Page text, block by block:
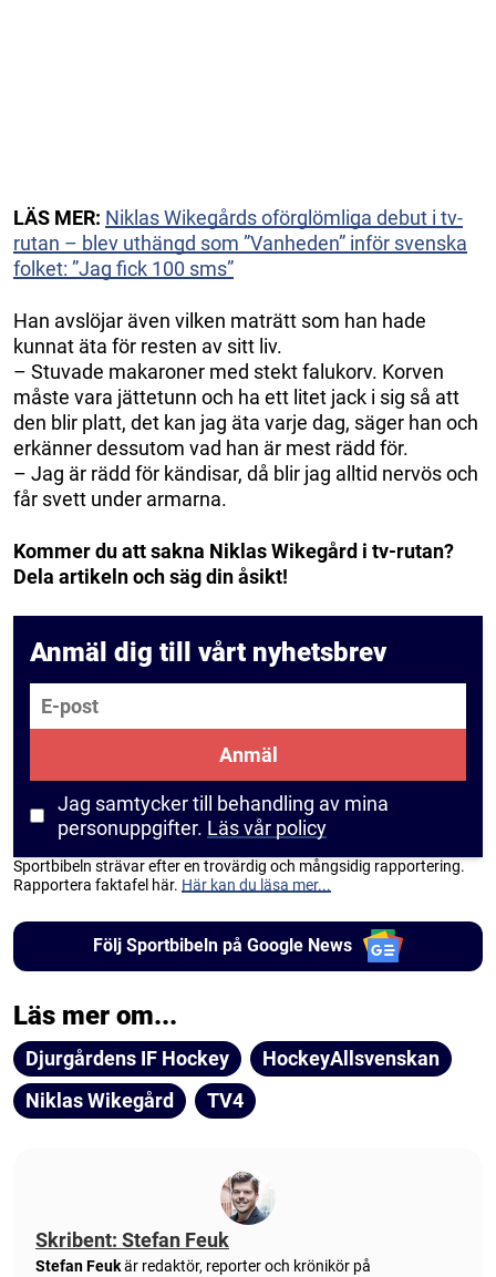
LÄS MER: Niklas Wikegårds oförglömliga debut i tv-
rutan – blev uthängd som ”Vanheden” inför svenska
folket: ”Jag fick 100 sms”
Han avslöjar även vilken maträtt som han hade
kunnat äta för resten av sitt liv.
– Stuvade makaroner med stekt falukorv. Korven
måste vara jättetunn och ha ett litet jack i sig så att
den blir platt, det kan jag äta varje dag, säger han och
erkänner dessutom vad han är mest rädd för.
– Jag är rädd för kändisar, då blir jag alltid nervös och
får svett under armarna.
Kommer du att sakna Niklas Wikegård i tv-rutan?
Dela artikeln och säg din åsikt!
Anmäl dig till vårt nyhetsbrev
E-post
Anmäl
Jag samtycker till behandling av mina
personuppgifter. Läs vår policy
Sportbibeln strävar efter en trovärdig och mångsidig rapportering.
Rapportera faktafel här. Här kan du läsa mer...
Följ Sportbibeln på Google News
Läs mer om...
Djurgårdens IF Hockey
HockeyAllsvenskan
Niklas Wikegård
TV4
Skribent: Stefan Feuk
Stefan Feukär redaktör, reporter och krönikör på